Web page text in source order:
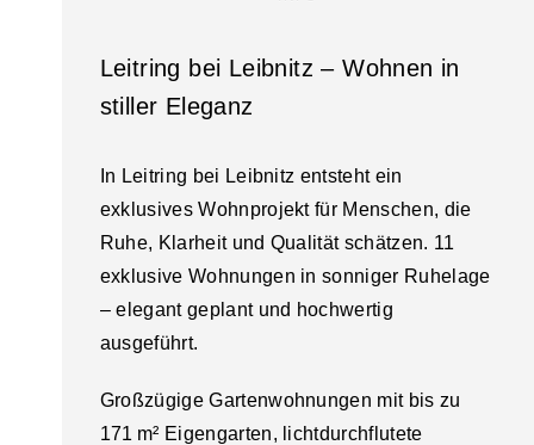
Leitring bei Leibnitz – Wohnen in
stiller Eleganz
In Leitring bei Leibnitz entsteht ein
exklusives Wohnprojekt für Menschen, die
Ruhe, Klarheit und Qualität schätzen. 11
exklusive Wohnungen in sonniger Ruhelage
– elegant geplant und hochwertig
ausgeführt.
Großzügige Gartenwohnungen mit bis zu
171 m² Eigengarten, lichtdurchflutete